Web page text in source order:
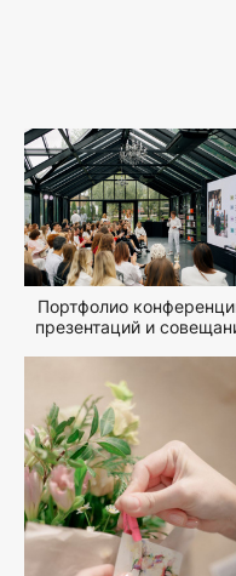
Портфолио
презентаций и